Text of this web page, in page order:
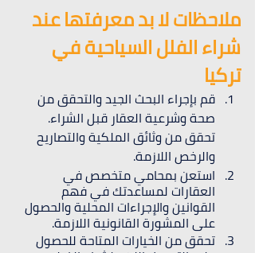
ملاحظات لا بد معرفتها عند
شراء الفلل السياحية في
تركيا
قم بإجراء البحث الجيد والتحقق من
صحة وشرعية العقار قبل الشراء.
تحقق من وثائق الملكية والتصاريح
والرخص اللازمة.
استعن بمحامي متخصص في
العقارات لمساعدتك في فهم
القوانين والإجراءات المحلية والحصول
على المشورة القانونية اللازمة.
تحقق من الخيارات المتاحة للحصول